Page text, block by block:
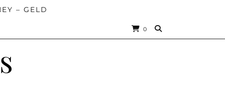
– GELD
0